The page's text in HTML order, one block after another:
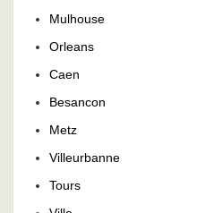
Mulhouse
Orleans
Caen
Besancon
Metz
Villeurbanne
Tours